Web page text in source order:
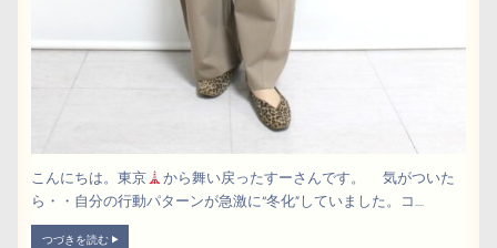
こんにちは。東京
から舞い戻ったすーさんです。 気がついた
ら・・自分の行動パターンが急激に“冬化”していました。コ....
つづきを読む